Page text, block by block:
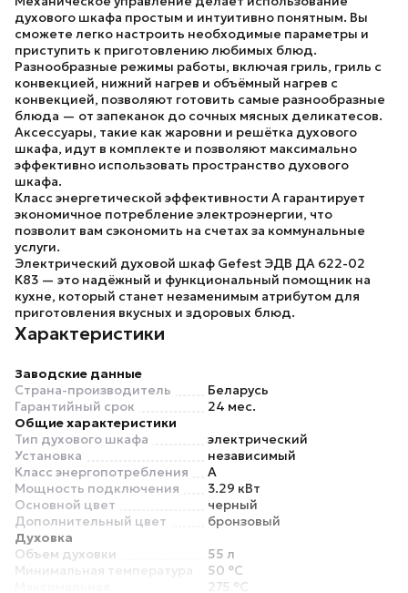
духового шкафа простым и интуитивно понятным. Вы
сможете легко настроить необходимые параметры и
приступить к приготовлению любимых блюд.
Разнообразные режимы работы, включая гриль, гриль с
конвекцией, нижний нагрев и объёмный нагрев с
конвекцией, позволяют готовить самые разнообразные
блюда — от запеканок до сочных мясных деликатесов.
Аксессуары, такие как жаровни и решётка духового
шкафа, идут в комплекте и позволяют максимально
эффективно использовать пространство духового
шкафа.
Класс энергетической эффективности A гарантирует
экономичное потребление электроэнергии, что
позволит вам сэкономить на счетах за коммунальные
услуги.
Электрический духовой шкаф Gefest ЭДВ ДА 622-02
К83 — это надёжный и функциональный помощник на
кухне, который станет незаменимым атрибутом для
приготовления вкусных и здоровых блюд.
Характеристики
Заводские данные
Страна-производитель
Беларусь
Гарантийный срок
24 мес.
Общие характеристики
Тип духового шкафа
электрический
Установка
независимый
Класс энергопотребления
A
Мощность подключения
3.29 кВт
Основной цвет
черный
Дополнительный цвет
бронзовый
Духовка
Объем духовки
55 л
Минимальная температура
50 °C
275 °C